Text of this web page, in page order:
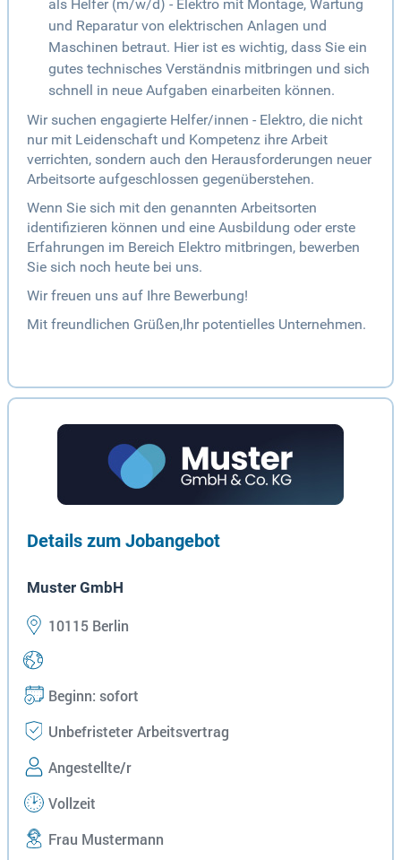
als Helfer (m/w/d) - Elektro mit Montage, Wartung
und Reparatur von elektrischen Anlagen und
Maschinen betraut. Hier ist es wichtig, dass Sie ein
gutes technisches Verständnis mitbringen und sich
schnell in neue Aufgaben einarbeiten können.
Wir suchen engagierte Helfer/innen - Elektro, die nicht
nur mit Leidenschaft und Kompetenz ihre Arbeit
verrichten, sondern auch den Herausforderungen neuer
Arbeitsorte aufgeschlossen gegenüberstehen.
Wenn Sie sich mit den genannten Arbeitsorten
identifizieren können und eine Ausbildung oder erste
Erfahrungen im Bereich Elektro mitbringen, bewerben
Sie sich noch heute bei uns.
Wir freuen uns auf Ihre Bewerbung!
Mit freundlichen Grüßen,Ihr potentielles Unternehmen.
Details zum Jobangebot
Muster GmbH
10115 Berlin
Beginn: sofort
Unbefristeter Arbeitsvertrag
Angestellte/r
Vollzeit
Frau Mustermann